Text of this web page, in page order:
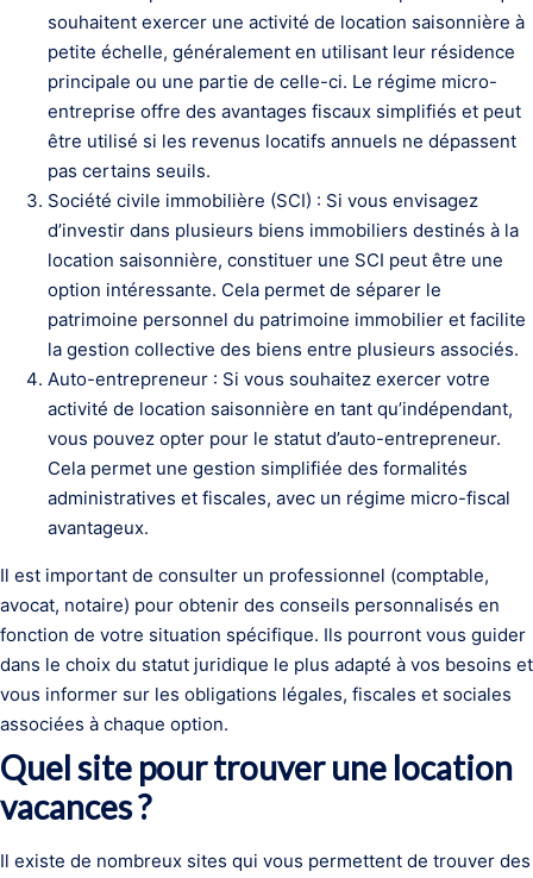
souhaitent exercer une activité de location saisonnière à
petite échelle, généralement en utilisant leur résidence
principale ou une partie de celle-ci. Le régime micro-
entreprise offre des avantages fiscaux simplifiés et peut
être utilisé si les revenus locatifs annuels ne dépassent
pas certains seuils.
Société civile immobilière (SCI) : Si vous envisagez
d’investir dans plusieurs biens immobiliers destinés à la
location saisonnière, constituer une SCI peut être une
option intéressante. Cela permet de séparer le
patrimoine personnel du patrimoine immobilier et facilite
la gestion collective des biens entre plusieurs associés.
Auto-entrepreneur : Si vous souhaitez exercer votre
activité de location saisonnière en tant qu’indépendant,
vous pouvez opter pour le statut d’auto-entrepreneur.
Cela permet une gestion simplifiée des formalités
administratives et fiscales, avec un régime micro-fiscal
avantageux.
Il est important de consulter un professionnel (comptable,
avocat, notaire) pour obtenir des conseils personnalisés en
fonction de votre situation spécifique. Ils pourront vous guider
dans le choix du statut juridique le plus adapté à vos besoins et
vous informer sur les obligations légales, fiscales et sociales
associées à chaque option.
Quel site pour trouver une location
vacances ?
Il existe de nombreux sites qui vous permettent de trouver des